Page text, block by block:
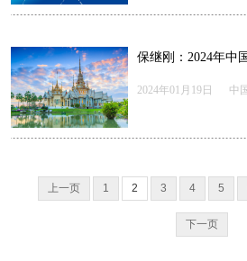
保继刚：2024年中
2024年01月19日 中
上一页 1 2 3 4 5
下一页